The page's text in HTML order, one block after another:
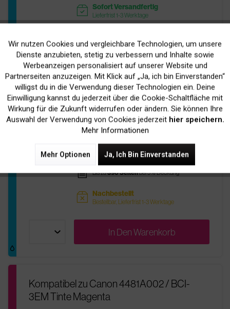
readytoship Sofort Versandfertig
Lieferfrist 1-3 Werktage
In DenWarenkorb
Original Canon 4480A002 / BCI-3EC
Tinte Cyan
5,90 € *
pages Bis zu390 Seitenbei 5% Deckung
sold Nachbestellt
Bestellbar, Lieferfrist 1-3 Werktage
In DenWarenkorb
Kompatibel zu Canon 4481A002 / BCI-
3EM Tinte Magenta
Funktionale Aktiv
Marketing Inaktiv
Tracking Inaktiv
Wir nutzen Cookies und vergleichbare Technologien, um unsere
Dienste anzubieten, stetig zu verbessern und Inhalte sowie
Werbeanzeigen personalisiert auf unserer Website und
Partnerseiten anzuzeigen. Mit Klick auf „Ja, ich bin Einverstanden“
willigst du in die Verwendung dieser Technologien ein. Deine
Einwilligung kannst du jederzeit über die Cookie-Schaltfläche mit
Wirkung für die Zukunft widerrufen oder ändern. Sie können Ihre
Auswahl der Verwendung von Cookies jederzeit hier speichern.
Mehr Informationen
Mehr Optionen Ja, Ich Bin Einverstanden